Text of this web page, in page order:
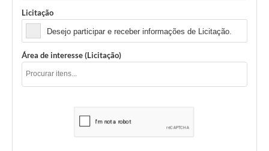
Licitação
Desejo participar e receber informações de Licitação.
Área de interesse (Licitação)